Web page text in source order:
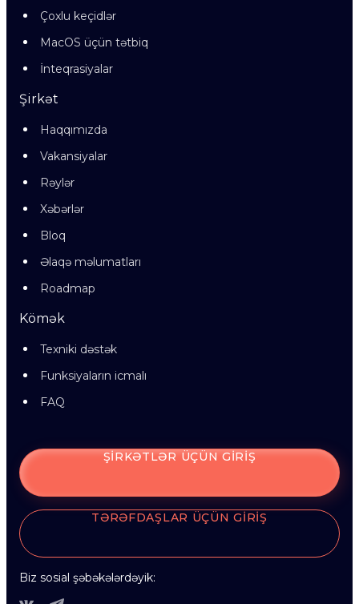
Çoxlu keçidlər
MacOS üçün tətbiq
İnteqrasiyalar
Şirkət
Haqqımızda
Vakansiyalar
Rəylər
Xəbərlər
Bloq
Əlaqə məlumatları
Roadmap
Kömək
Texniki dəstək
Funksiyaların icmalı
FAQ
ŞIRKƏTLƏR ÜÇÜN GIRIŞ
TƏRƏFDAŞLAR ÜÇÜN GIRIŞ
Biz sosial şəbəkələrdəyik: